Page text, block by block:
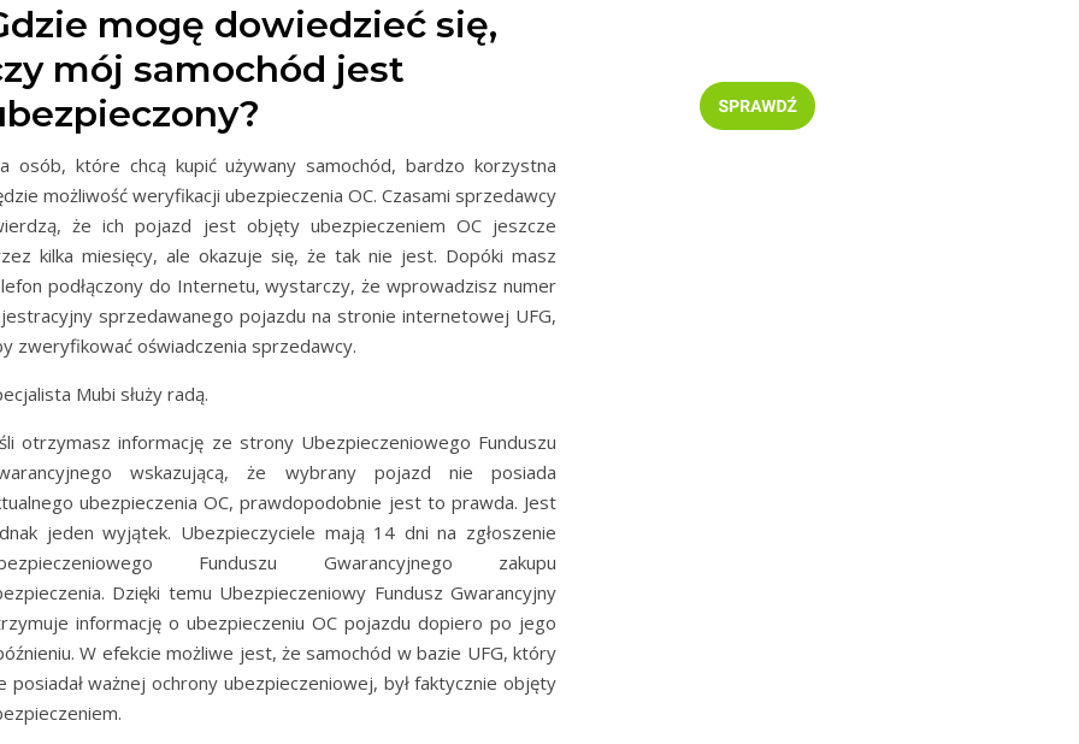
mogę dowiedzieć się,
mój samochód jest
osób, które chcą kupić używany samochód, bardzo korzystna
możliwość weryfikacji ubezpieczenia OC. Czasami sprzedawcy
że ich pojazd jest objęty ubezpieczeniem OC jeszcze
kilka miesięcy, ale okazuje się, że tak nie jest. Dopóki masz
podłączony do Internetu, wystarczy, że wprowadzisz numer
sprzedawanego pojazdu na stronie internetowej UFG,
zweryfikować oświadczenia sprzedawcy.
Mubi służy radą.
otrzymasz informację ze strony Ubezpieczeniowego Funduszu
wskazującą, że wybrany pojazd nie posiada
ubezpieczenia OC, prawdopodobnie jest to prawda. Jest
jeden wyjątek. Ubezpieczyciele mają 14 dni na zgłoszenie
Funduszu Gwarancyjnego zakupu
Dzięki temu Ubezpieczeniowy Fundusz Gwarancyjny
informację o ubezpieczeniu OC pojazdu dopiero po jego
W efekcie możliwe jest, że samochód w bazie UFG, który
posiadał ważnej ochrony ubezpieczeniowej, był faktycznie objęty